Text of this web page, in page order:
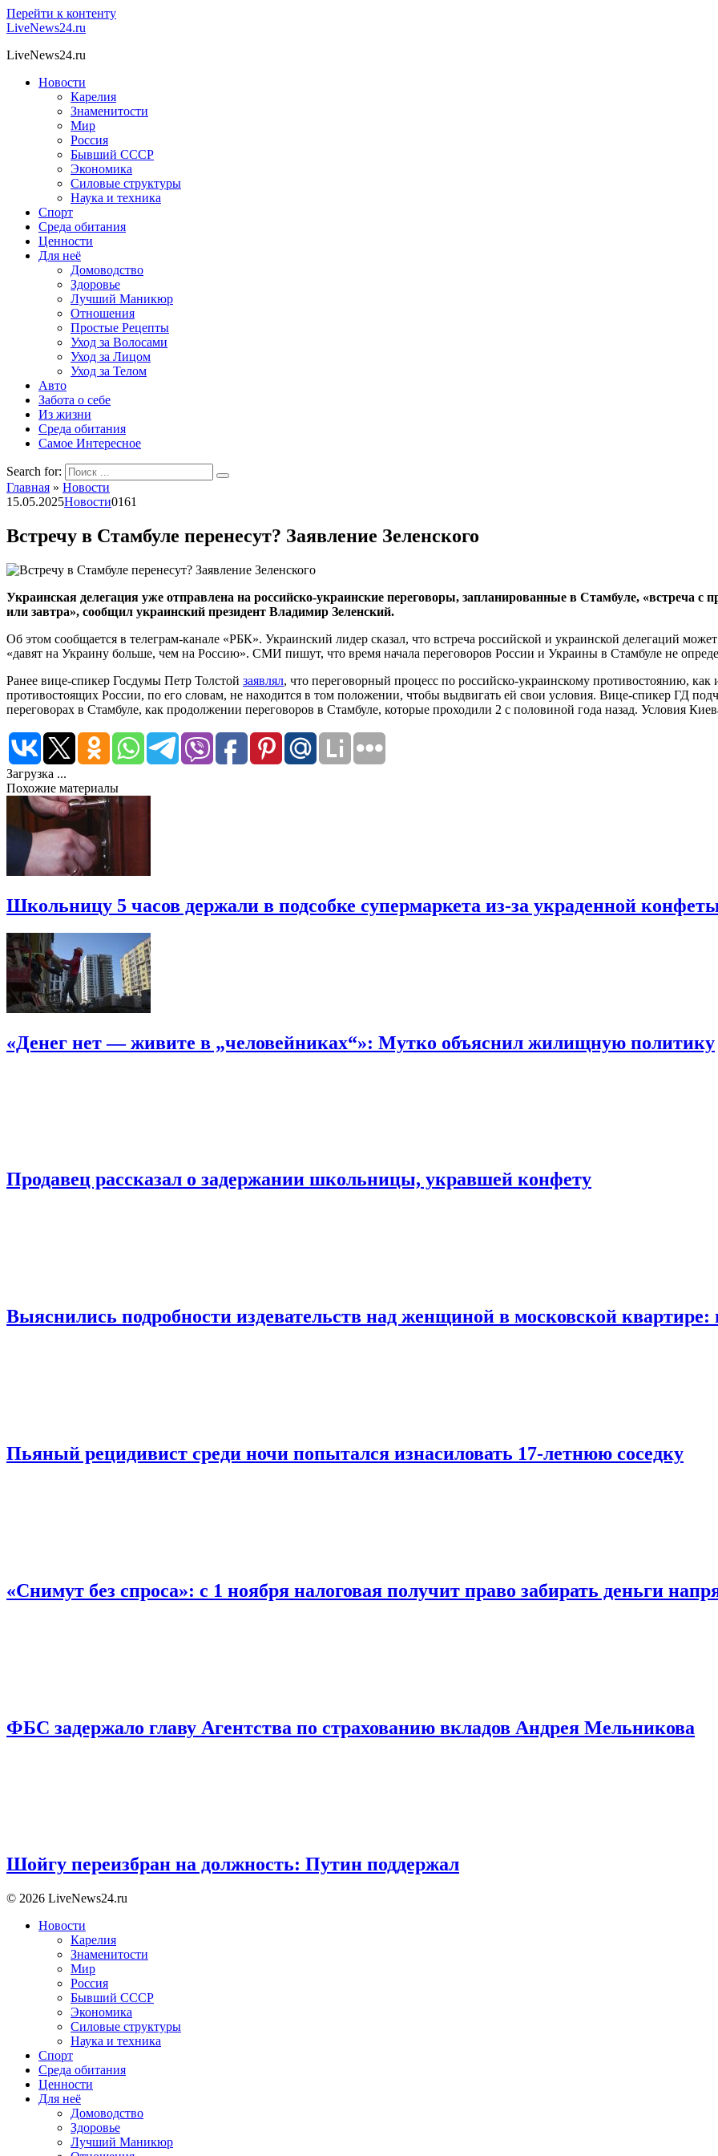
Перейти к контенту
LiveNews24.ru
LiveNews24.ru
Новости
Карелия
Знаменитости
Мир
Россия
Бывший СССР
Экономика
Силовые структуры
Наука и техника
Спорт
Среда обитания
Ценности
Для неё
Домоводство
Здоровье
Лучший Маникюр
Отношения
Простые Рецепты
Уход за Волосами
Уход за Лицом
Уход за Телом
Авто
Забота о себе
Из жизни
Среда обитания
Самое Интересное
Search for:
Главная » Новости
15.05.2025Новости0161
Встречу в Стамбуле перенесут? Заявление Зеленского
Украинская делегация уже отправлена на российско-украинские переговоры, запланированные в Стамбуле, «встреча с
или завтра», сообщил украинский президент Владимир Зеленский.
Об этом сообщается в телеграм-канале «РБК». Украинский лидер сказал, что встреча российской и украинской делегаций
«давят на Украину больше, чем на Россию». СМИ пишут, что время начала переговоров России и Украины в Стамбуле не
Ранее вице-спикер Госдумы Петр Толстой заявлял, что переговорный процесс по российско-украинскому противостоянию,
противостоящих России, по его словам, не находится в том положении, чтобы выдвигать ей свои условия. Вице-спикер ГД
переговорах в Стамбуле, как продолжении переговоров в Стамбуле, которые проходили 2 с половиной года назад. Условия
Загрузка ...
Похожие материалы
Школьницу 5 часов держали в подсобке супермаркета из-за украденной
«Денег нет — живите в „человейниках“»: Мутко объяснил жилищную политику
Продавец рассказал о задержании школьницы, укравшей конфету
Выяснились подробности издевательств над женщиной в московской квартире:
Пьяный рецидивист среди ночи попытался изнасиловать 17-летнюю соседку
«Снимут без спроса»: с 1 ноября налоговая получит право забирать деньги
ФБС задержало главу Агентства по страхованию вкладов Андрея Мельникова
Шойгу переизбран на должность: Путин поддержал
© 2026 LiveNews24.ru
Новости
Карелия
Знаменитости
Мир
Россия
Бывший СССР
Экономика
Силовые структуры
Наука и техника
Спорт
Среда обитания
Ценности
Для неё
Домоводство
Здоровье
Лучший Маникюр